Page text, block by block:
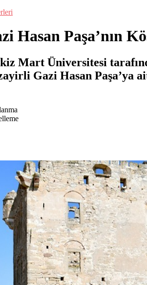
Hasan Paşa’nın
Mart Üniversitesi
Gazi Hasan Paşa’ya